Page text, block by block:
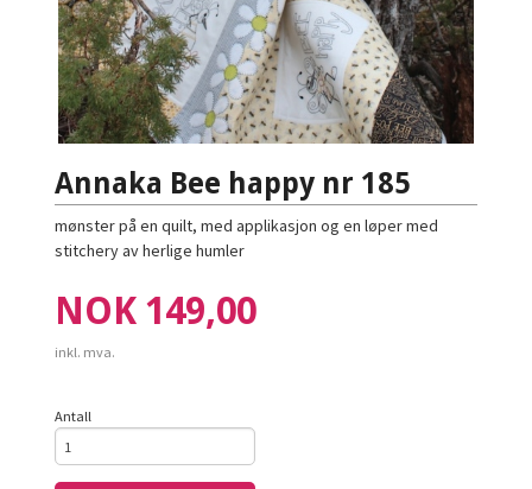
Annaka Bee happy nr 185
mønster på en quilt, med applikasjon og en løper med
stitchery av herlige humler
Pris
NOK 149,00
inkl. mva.
Antall